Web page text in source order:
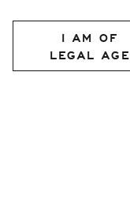
I AM OF
LEGAL AGE